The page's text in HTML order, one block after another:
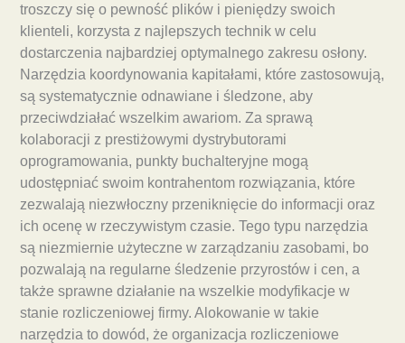
troszczy się o pewność plików i pieniędzy swoich
klienteli, korzysta z najlepszych technik w celu
dostarczenia najbardziej optymalnego zakresu osłony.
Narzędzia koordynowania kapitałami, które zastosowują,
są systematycznie odnawiane i śledzone, aby
przeciwdziałać wszelkim awariom. Za sprawą
kolaboracji z prestiżowymi dystrybutorami
oprogramowania, punkty buchalteryjne mogą
udostępniać swoim kontrahentom rozwiązania, które
zezwalają niezwłoczny przeniknięcie do informacji oraz
ich ocenę w rzeczywistym czasie. Tego typu narzędzia
są niezmiernie użyteczne w zarządzaniu zasobami, bo
pozwalają na regularne śledzenie przyrostów i cen, a
także sprawne działanie na wszelkie modyfikacje w
stanie rozliczeniowej firmy. Alokowanie w takie
narzędzia to dowód, że organizacja rozliczeniowe